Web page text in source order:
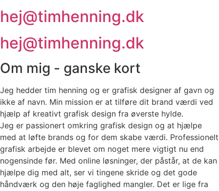
hej@timhenning.dk
hej@timhenning.dk
Om mig - ganske kort
Jeg hedder tim henning og er grafisk designer af gavn og
ikke af navn. Min mission er at tilføre dit brand værdi ved
hjælp af kreativt grafisk design fra øverste hylde.
Jeg er passionert omkring grafisk design og at hjælpe
med at løfte brands og for dem skabe værdi. Professionelt
grafisk arbejde er blevet om noget mere vigtigt nu end
nogensinde før. Med online løsninger, der påstår, at de kan
hjælpe dig med alt, ser vi tingene skride og det gode
håndværk og den høje faglighed mangler. Det er lige fra